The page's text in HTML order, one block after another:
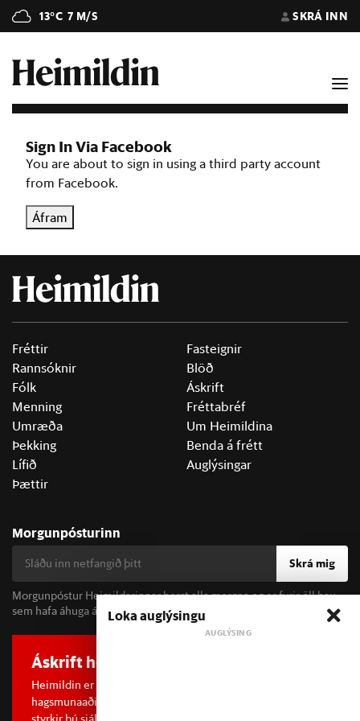
13°C 7 M/S SKRÁ INN
Sign In Via Facebook
You are about to sign in using a third party account
from Facebook.
Áfram
Fréttir
Rannsóknir
Fólk
Menning
Umræða
Þekking
Lífið
Þættir
Fasteignir
Blöð
Áskrift
Fréttabréf
Um Heimildina
Benda á frétt
Auglýsingar
Morgunpósturinn
Skrá mig
Morgunpóstur Heimildarinnar berst alla morgna og er fyrir öll þau
sem hafa áhuga á fréttum og þjóðfélagsumræðu.
Áskrift hefur áhrif
Heimildin er í dreifðu eignarhaldi og óháð
hagsmunaaðilum. Með því að kaupa áskrift að Heimildinni
Loka auglýsingu